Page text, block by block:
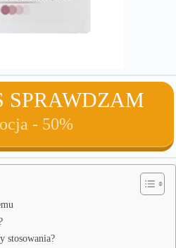
SPRAWDZAM
- 50%
stosowania?